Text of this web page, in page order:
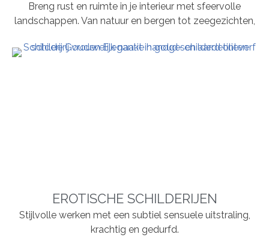
Breng rust en ruimte in je interieur met sfeervolle
landschappen. Van natuur en bergen tot zeegezichten,
EROTISCHE SCHILDERIJEN
Stijlvolle werken met een subtiel sensuele uitstraling,
krachtig en gedurfd.